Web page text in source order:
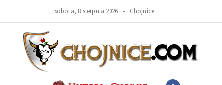
sobota, 8 sierpnia 2026 • Chojnice